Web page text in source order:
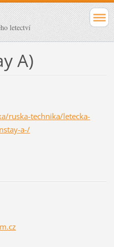
letectví
A)
ruska-technika/letecka-
a-/